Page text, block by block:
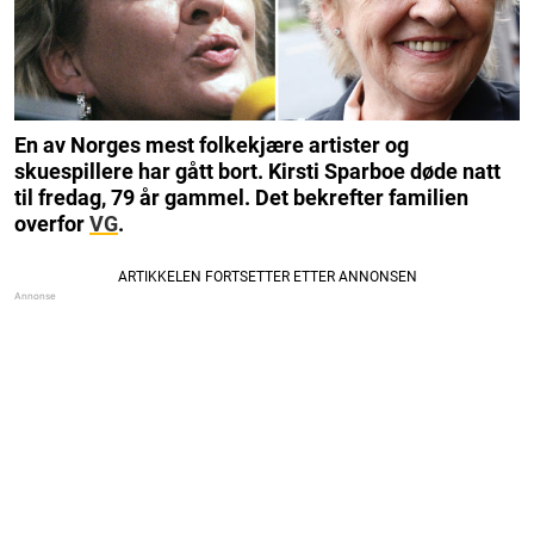
En av Norges mest folkekjære artister og
skuespillere har gått bort. Kirsti Sparboe døde natt
til fredag, 79 år gammel. Det bekrefter familien
overforVG.